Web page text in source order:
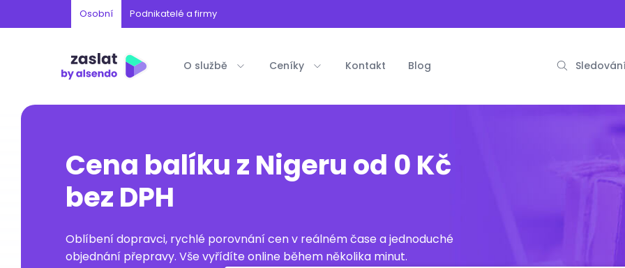
Osobní Podnikatelé a firmy
O službě Ceníky Kontakt Blog
Cena balíku z Nigeru od 0 Kč
bez DPH
Oblíbení dopravci, rychlé porovnání cen v reálném čase a jednoduché
objednání přepravy. Vše vyřídíte online během několika minut.